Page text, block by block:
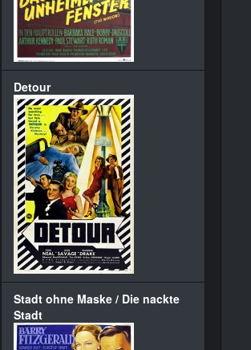
Detour
Stadt ohne Maske / Die nackte
Stadt